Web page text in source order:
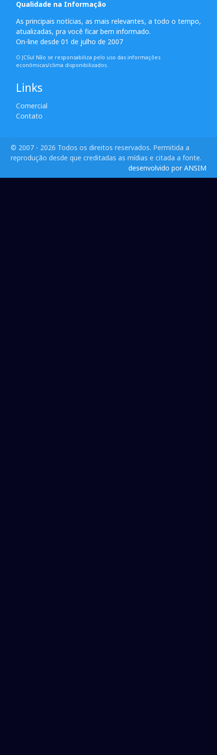
Qualidade na Informação
As principais notícias, as mais relevantes, a todo o tempo,
atualizadas, pra você ficar bem informado.
On-line desde 01 de julho de 2007
O JCSul Não se responsabiliza pelo uso das informações
econômicas/clima disponibilizados.
Links
Comercial
Contato
© 2007 - 2026 Todos os direitos reservados. Permitida a
reprodução desde que creditadas as mídias e citada a fonte.
desenvolvido por ANSIM